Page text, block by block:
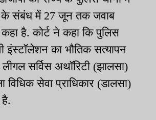
के संबंध में 27 जून तक जवाब
है. कोर्ट ने कहा कि पुलिस
इंस्टॉलेशन का भौतिक सत्यापन
सर्विस अथॉरिटी (झालसा)
सेवा प्राधिकार (डालसा)